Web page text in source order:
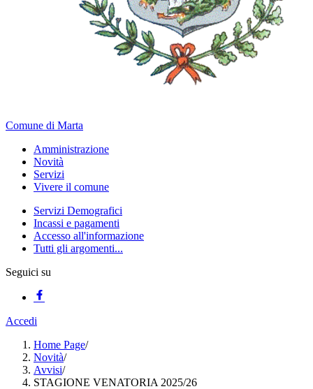
Comune di Marta
Amministrazione
Novità
Servizi
Vivere il comune
Servizi Demografici
Incassi e pagamenti
Accesso all'informazione
Tutti gli argomenti...
Seguici su
Accedi
Home Page/
Novità/
Avvisi/
STAGIONE VENATORIA 2025/26